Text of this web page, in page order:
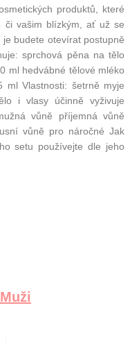
produktů, které
či vašim blízkým, ať už se
budete otevírat postupně
sprchová pěna na tělo
ml hedvábné tělové mléko
ml Vlastnosti: šetrně myje
i vlasy účinně vyživuje
vůně příjemná vůně
vůně pro náročné Jak
setu používejte dle jeho
Muži